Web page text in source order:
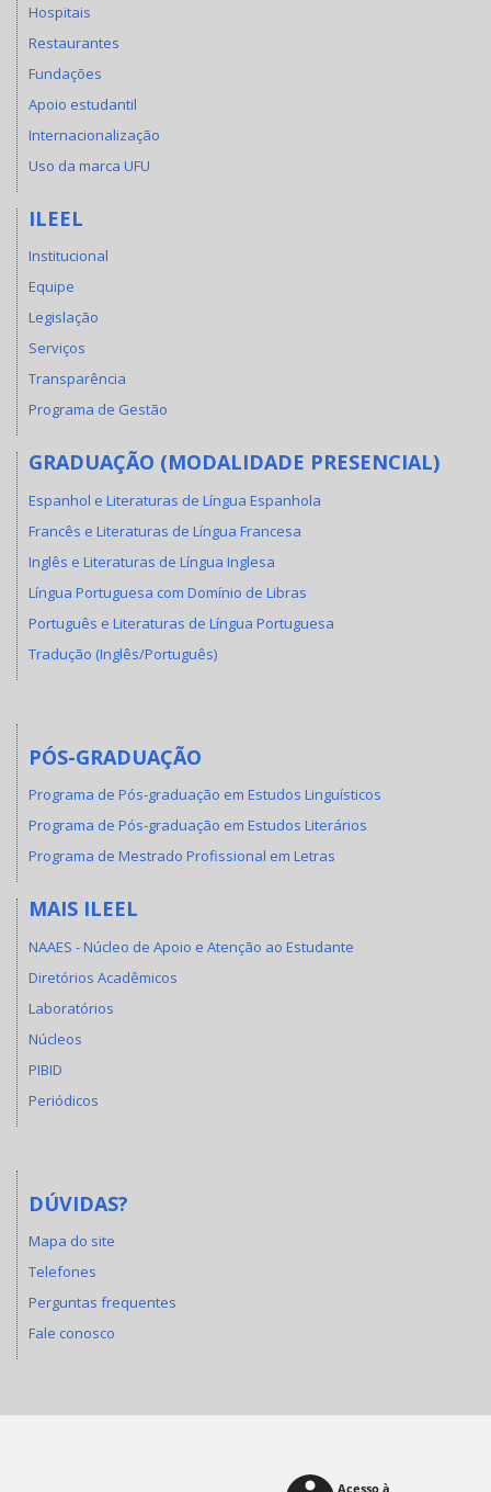
Hospitais
Restaurantes
Fundações
Apoio estudantil
Internacionalização
Uso da marca UFU
ILEEL
Institucional
Equipe
Legislação
Serviços
Transparência
Programa de Gestão
GRADUAÇÃO (MODALIDADE PRESENCIAL)
Espanhol e Literaturas de Língua Espanhola
Francês e Literaturas de Língua Francesa
Inglês e Literaturas de Língua Inglesa
Língua Portuguesa com Domínio de Libras
Português e Literaturas de Língua Portuguesa
Tradução (Inglês/Português)
PÓS-GRADUAÇÃO
Programa de Pós-graduação em Estudos Linguísticos
Programa de Pós-graduação em Estudos Literários
Programa de Mestrado Profissional em Letras
MAIS ILEEL
NAAES - Núcleo de Apoio e Atenção ao Estudante
Diretórios Acadêmicos
Laboratórios
Núcleos
PIBID
Periódicos
DÚVIDAS?
Mapa do site
Telefones
Perguntas frequentes
Fale conosco